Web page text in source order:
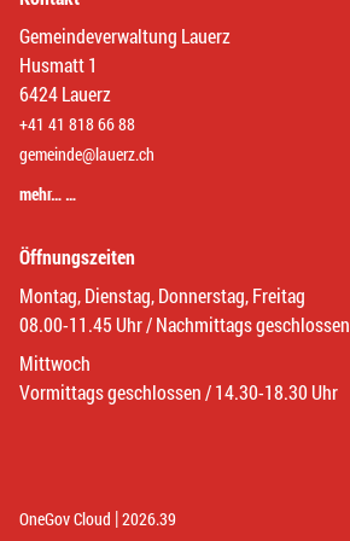
Gemeindeverwaltung Lauerz
Husmatt 1
6424 Lauerz
+41 41 818 66 88
gemeinde@lauerz.ch
mehr… …
Öffnungszeiten
Montag, Dienstag, Donnerstag, Freitag
08.00-11.45 Uhr / Nachmittags geschlossen
Mittwoch
Vormittags geschlossen / 14.30-18.30 Uhr
OneGov Cloud (External Link)
|2026.39